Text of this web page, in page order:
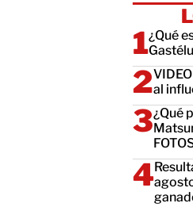
¿Qué
al
¿Qué